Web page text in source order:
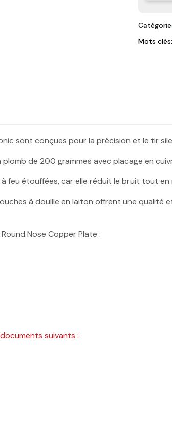
Mots
sont conçues pour la précision et le tir
de 200 grammes avec placage en
feu étouffées, car elle réduit le bruit tout
à douille en laiton offrent une qualité
Nose Copper Plate :
suivants :